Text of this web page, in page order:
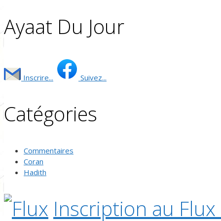
Ayaat Du Jour
Inscrire... Suivez...
Catégories
Commentaires
Coran
Hadith
Inscription au Flux